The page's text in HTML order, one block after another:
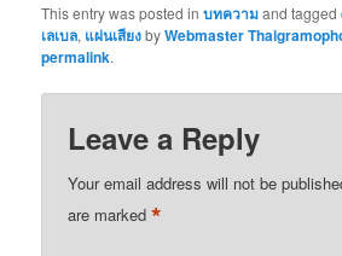
This entry was posted inบทความand tagged
เลเบล, แผ่นเสียงbyWebmaster
permalink.
Leave a Reply
Your email address will not be
are marked*